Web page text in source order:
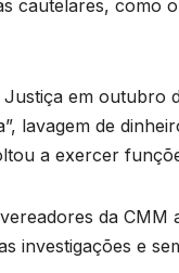
cautelares, como
em outubro
lavagem de
a exercer
da
investigações e